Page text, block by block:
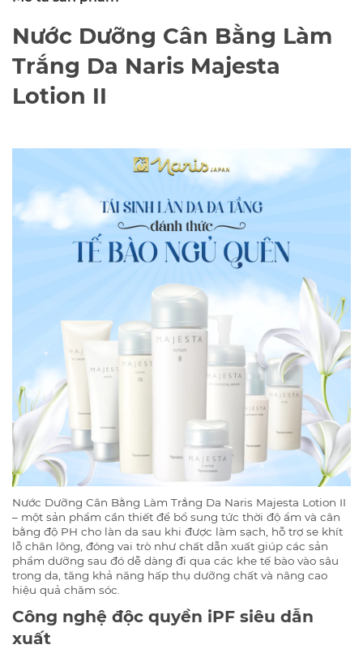
Nước Dưỡng Cân Bằng Làm
Trắng Da Naris Majesta
Lotion II
Nước Dưỡng Cân Bằng Làm Trắng Da Naris Majesta Lotion II
– một sản phẩm cần thiết để bổ sung tức thời độ ẩm và cân
bằng độ PH cho làn da sau khi được làm sạch, hỗ trợ se khít
lỗ chân lông, đóng vai trò như chất dẫn xuất giúp các sản
phẩm dưỡng sau đó dễ dàng đi qua các khe tế bào vào sâu
trong da, tăng khả năng hấp thụ dưỡng chất và nâng cao
hiệu quả chăm sóc.
Công nghệ độc quyền iPF siêu dẫn
xuất